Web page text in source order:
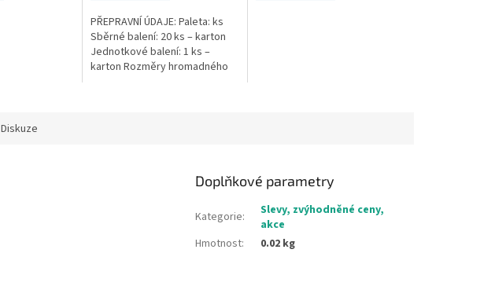
PŘEPRAVNÍ ÚDAJE: Paleta: ks
Sběrné balení: 20 ks – karton
Jednotkové balení: 1 ks –
karton Rozměry hromadného
Diskuze
Doplňkové parametry
Kategorie:
Slevy, zvýhodněné ceny,
akce
Hmotnost: 0.02 kg